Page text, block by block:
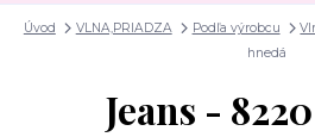
Úvod VLNA,PRIADZA Podľa výrobcu
hnedá
Jeans -